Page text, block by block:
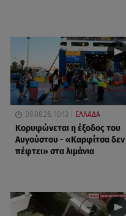
09.08.26, 10:13 ΕΛΛΑΔΑ
Κορυφώνεται η έξοδος του
Αυγούστου - «Καρφίτσα δεν
πέφτει» στα λιμάνια